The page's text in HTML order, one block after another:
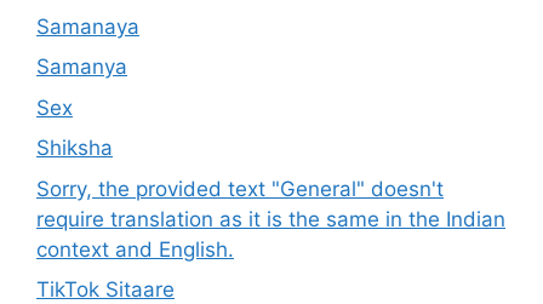
Samanaya
Samanya
Sex
Shiksha
Sorry, the provided text "General" doesn't
require translation as it is the same in the Indian
context and English.
TikTok Sitaare